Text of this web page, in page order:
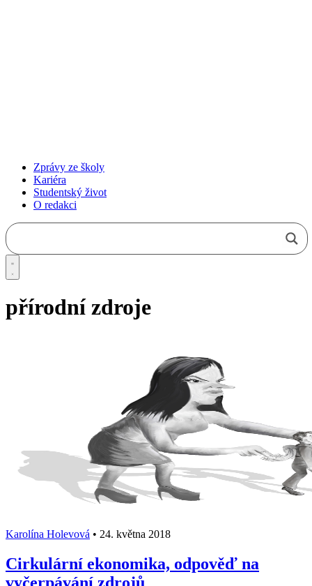
Zprávy ze školy
Kariéra
Studentský život
O redakci
přírodní zdroje
Karolína Holevová • 24. května 2018
Cirkulární ekonomika, odpověď na
vyčerpávání zdrojů